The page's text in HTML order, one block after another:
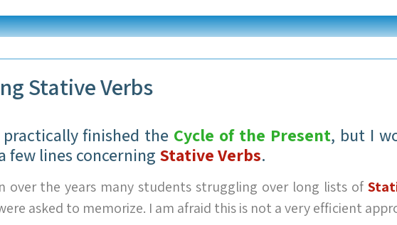
Stative Verbs
practically finished the Cycle of the Present, but I
few lines concerning Stative Verbs.
over the years many students struggling over long lists of
asked to memorize. I am afraid this is not a very efficient